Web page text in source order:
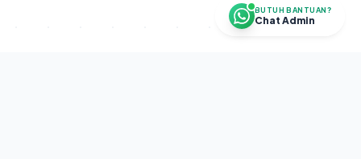
BUTUH BANTUAN?
Chat Admin